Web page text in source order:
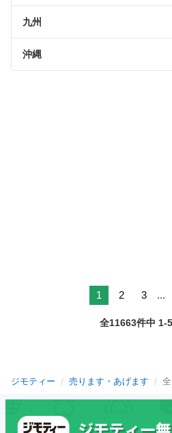
九州
沖縄
1 2 3 ...
全11663件中 1-
ジモティー 売ります・あげます